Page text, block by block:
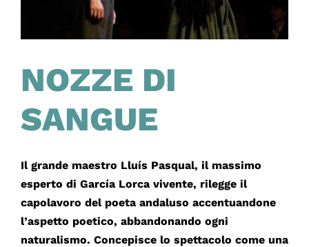
NOZZE DI
SANGUE
Il grande maestro Lluís Pasqual, il massimo
esperto di García Lorca vivente, rilegge il
capolavoro del poeta andaluso accentuandone
l’aspetto poetico, abbandonando ogni
naturalismo. Concepisce lo spettacolo come una